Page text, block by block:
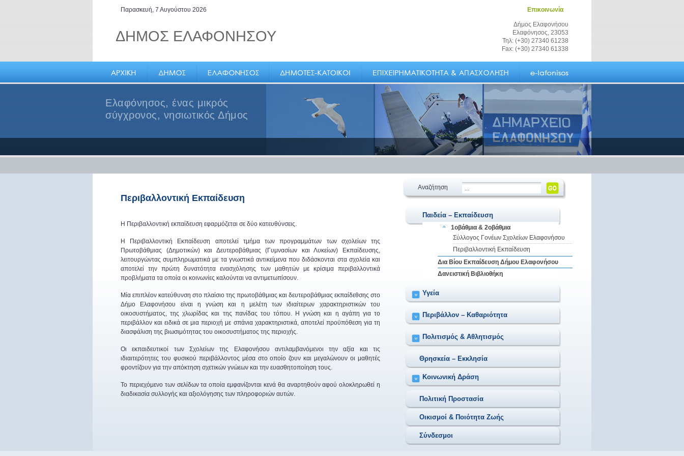
Παρασκευή, 7 Αυγούστου 2026 Επικοινωνία
ΔΗΜΟΣ ΕΛΑΦΟΝΗΣΟΥ
Δήμος Ελαφονήσου
Ελαφόνησος, 23053
Τηλ: (+30) 27340 61238
Fax: (+30) 27340 61338
Ελαφόνησος, ένας μικρός
σύγχρονος, νησιωτικός Δήμος
Περιβαλλοντική Εκπαίδευση
Η Περιβαλλοντική εκπαίδευση εφαρμόζεται σε δύο κατευθύνσεις.
Η Περιβαλλοντική Εκπαίδευση αποτελεί τμήμα των προγραμμάτων των σχολείων της
Πρωτοβάθμιας (Δημοτικών) και Δευτεροβάθμιας (Γυμνασίων και Λυκείων) Εκπαίδευσης,
λειτουργώντας συμπληρωματικά με τα γνωστικά αντικείμενα που διδάσκονται στα σχολεία και
αποτελεί την πρώτη δυνατότητα ενασχόλησης των μαθητών με κρίσιμα περιβαλλοντικά
προβλήματα τα οποία οι κοινωνίες καλούνται να αντιμετωπίσουν.
Μία επιπλέον κατεύθυνση στο πλαίσιο της πρωτοβάθμιας και δευτεροβάθμιας εκπαίδεθσης στο
Δήμο Ελαφονήσου είναι η γνώση και η μελέτη των ιδιαίτερων χαρακτηριστικών του
οικοσυστήματος, της χλωρίδας και της πανίδας του τόπου. Η γνώση και η αγάπη για το
περιβάλλον και ειδικά σε μια περιοχή με σπάνια χαρακτηριστικά, αποτελεί προϋπόθεση για τη
διασφάλιση της βιωσιμότητας του οικοσυστήματος της περιοχής.
Οι εκπαιδευτικοί των Σχολείων της Ελαφονήσου αντιλαμβανόμενοι την αξία και τις
ιδιαιτερότητες του φυσικού περιβάλλοντος μέσα στο οποίο ζουν και μεγαλώνουν οι μαθητές
φροντίζουν για την απόκτηση σχετικών γνώεων και την ευασθητοποίηση τους.
Το περιεχόμενο των σελίδων τα οποία εμφανίζονται κενά θα αναρτηθούν αφού ολοκληρωθεί η
διαδικασία συλλογής και αξιολόγησης των πληροφοριών αυτών.
Αναζήτηση
Παιδεία – Εκπαίδευση
1οβάθμια & 2οβάθμια
Σύλλογος Γονέων Σχολείων Ελαφονήσου
Περιβαλλοντική Εκπαίδευση
Δια Βίου Εκπαίδευση Δήμου Ελαφονήσου
Δανειστική Βιβλιοθήκη
Υγεία
Περιβάλλον – Καθαριότητα
Πολιτισμός & Αθλητισμός
Θρησκεία – Εκκλησία
Κοινωνική Δράση
Πολιτική Προστασία
Οικισμοί & Ποιότητα Ζωής
Σύνδεσμοι